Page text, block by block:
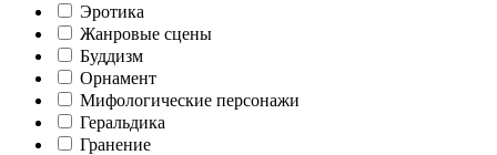
Эротика
Жанровые сцены
Буддизм
Орнамент
Мифологические персонажи
Геральдика
Гранение